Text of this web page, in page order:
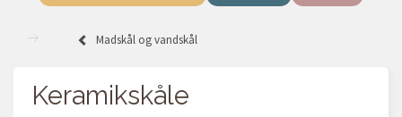
Madskål og vandskål
Keramikskåle